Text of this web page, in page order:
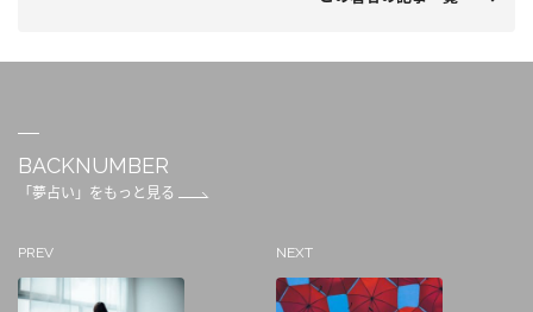
BACKNUMBER
「夢占い」をもっと見る
PREV NEXT